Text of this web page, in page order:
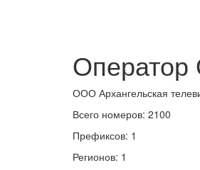
Оператор
ООО Архангельская
Всего номеров: 2100
Префиксов: 1
Регионов: 1